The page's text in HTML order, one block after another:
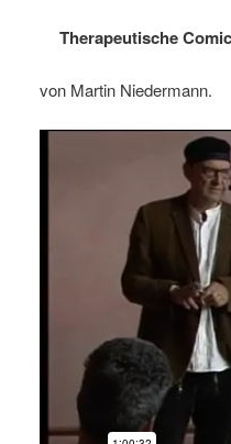
Therapeutische
von Martin Niedermann.